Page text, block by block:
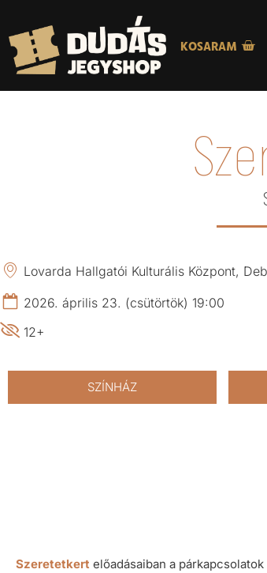
KOSARAM
Lovarda Hallgatói Kulturális Központ,
2026. április 23. (csütörtök) 19:00
12+
SZÍNHÁZ
Szeretetkert előadásaiban a